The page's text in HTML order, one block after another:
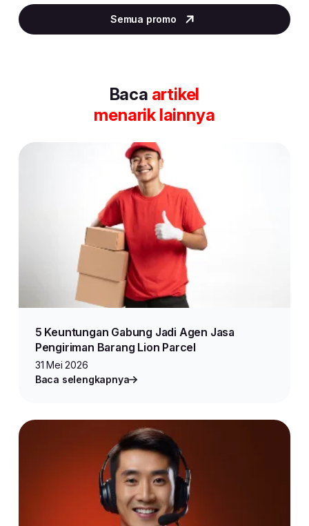
2
of
Semua promo
Baca artikel
menarik lainnya
5 Keuntungan Gabung Jadi Agen Jasa
Pengiriman Barang Lion Parcel
31 Mei 2026
Baca selengkapnya